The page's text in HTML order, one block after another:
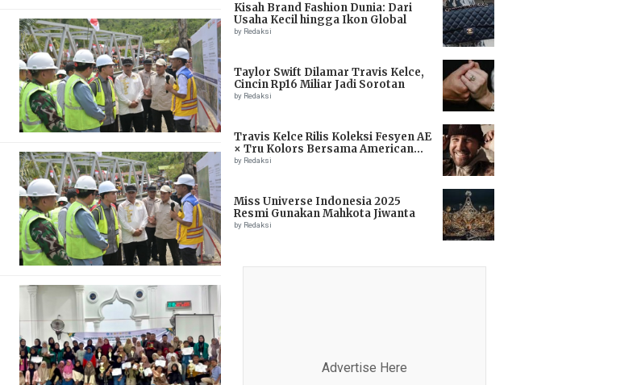
Kisah Brand Fashion Dunia: Dari
Usaha Kecil hingga Ikon Global
by Redaksi
Taylor Swift Dilamar Travis Kelce,
Cincin Rp16 Miliar Jadi Sorotan
by Redaksi
Travis Kelce Rilis Koleksi Fesyen AE
× Tru Kolors Bersama American
Eagle
by Redaksi
Miss Universe Indonesia 2025
Resmi Gunakan Mahkota Jiwanta
by Redaksi
Advertise Here